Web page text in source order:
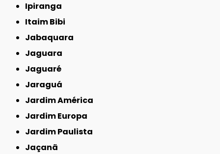
Ipiranga
Itaim Bibi
Jabaquara
Jaguara
Jaguaré
Jaraguá
Jardim América
Jardim Europa
Jardim Paulista
Jaçanã